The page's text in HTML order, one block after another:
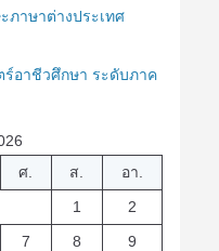
ภาษาต่างประเทศ
ร์อาชีวศึกษา ระดับภาค
ศ. ส.
อา.
1
2
7 8
9